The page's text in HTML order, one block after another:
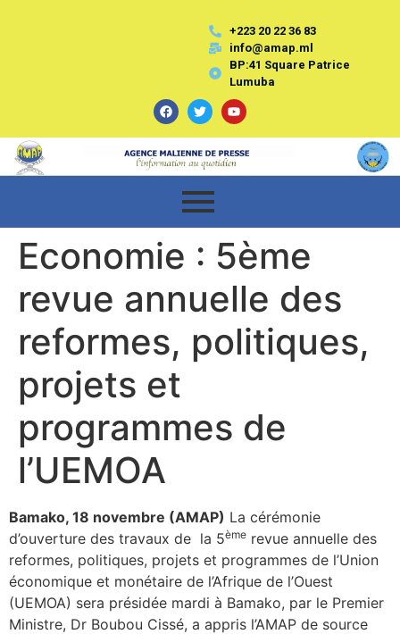
+223 20 22 36 83
info@amap.ml
BP:41 Square Patrice
Lumuba
Economie : 5ème
revue annuelle des
reformes, politiques,
projets et
programmes de
l’UEMOA
Bamako, 18 novembre (AMAP) La cérémonie
d’ouverture des travaux de la 5ème revue annuelle des
reformes, politiques, projets et programmes de l’Union
économique et monétaire de l’Afrique de l’Ouest
(UEMOA) sera présidée mardi à Bamako, par le Premier
Ministre, Dr Boubou Cissé, a appris l’AMAP de source